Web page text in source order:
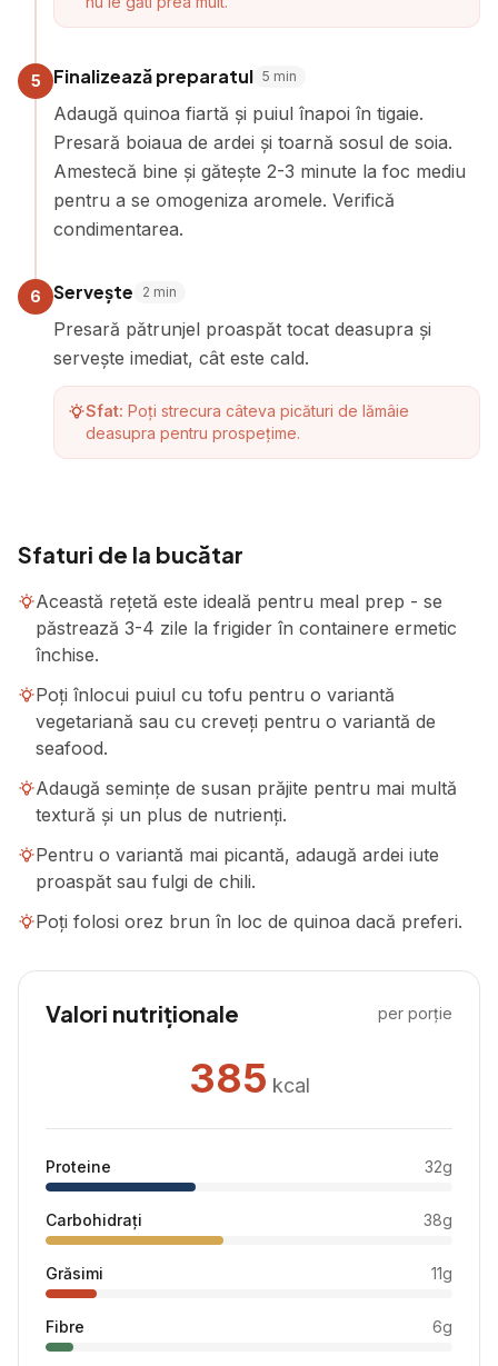
5 Finalizează preparatul 5 min
Adaugă quinoa fiartă și puiul înapoi în tigaie.
Presară boiaua de ardei și toarnă sosul de soia.
Amestecă bine și gătește 2-3 minute la foc mediu
pentru a se omogeniza aromele. Verifică
condimentarea.
6 Servește 2 min
Presară pătrunjel proaspăt tocat deasupra și
servește imediat, cât este cald.
Sfat: Poți strecura câteva picături de lămâie
deasupra pentru prospețime.
Sfaturi de la bucătar
Această rețetă este ideală pentru meal prep - se
păstrează 3-4 zile la frigider în containere ermetic
închise.
Poți înlocui puiul cu tofu pentru o variantă
vegetariană sau cu creveți pentru o variantă de
seafood.
Adaugă semințe de susan prăjite pentru mai multă
textură și un plus de nutrienți.
Pentru o variantă mai picantă, adaugă ardei iute
proaspăt sau fulgi de chili.
Poți folosi orez brun în loc de quinoa dacă preferi.
Valori nutriționale per porție
385 kcal
Proteine 32g
Carbohidrați 38g
Grăsimi 11g
Fibre 6g